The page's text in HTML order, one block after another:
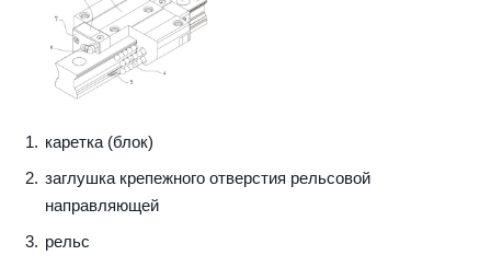
каретка (блок)
заглушка крепежного отверстия рельсовой
направляющей
рельс